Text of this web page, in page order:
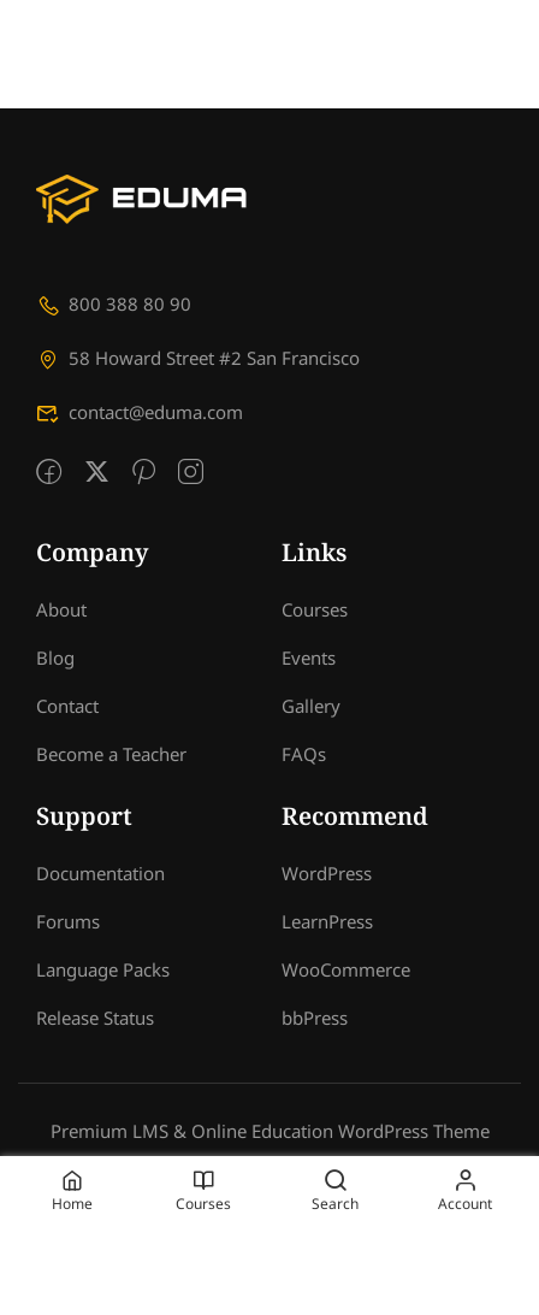
800 388 80 90
58 Howard Street #2 San Francisco
contact@eduma.com
Company
About
Blog
Contact
Become a Teacher
Links
Courses
Events
Gallery
FAQs
Support
Documentation
Forums
Language Packs
Release Status
Recommend
WordPress
LearnPress
WooCommerce
bbPress
Premium LMS & Online Education WordPress Theme
Terms Sitemap
Home Courses Search Account